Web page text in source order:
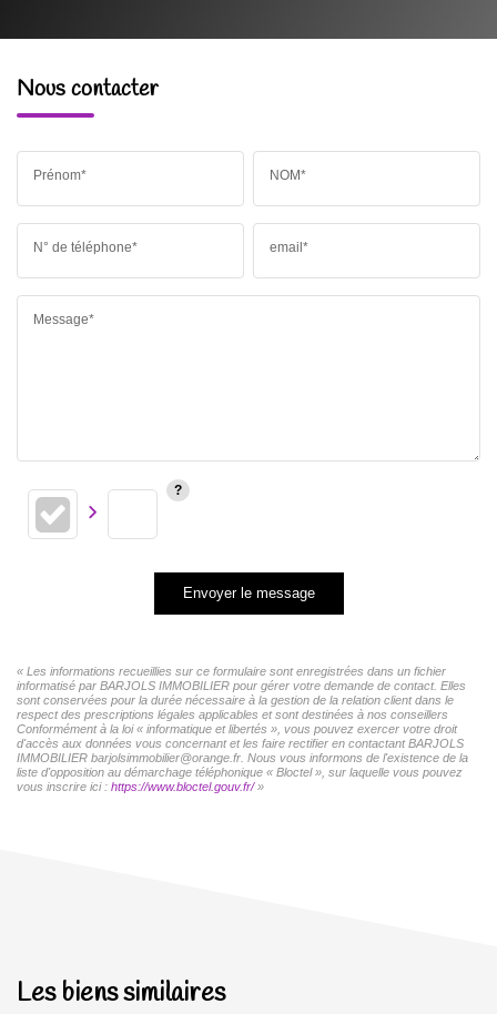
Nous contacter
Prénom* NOM*
N° de téléphone* email*
Message*
Envoyer le message
« Les informations recueillies sur ce formulaire sont enregistrées dans un fichier
informatisé par BARJOLS IMMOBILIER pour gérer votre demande de contact. Elles
sont conservées pour la durée nécessaire à la gestion de la relation client dans le
respect des prescriptions légales applicables et sont destinées à nos conseillers
Conformément à la loi « informatique et libertés », vous pouvez exercer votre droit
d'accès aux données vous concernant et les faire rectifier en contactant BARJOLS
IMMOBILIER barjolsimmobilier@orange.fr. Nous vous informons de l'existence de la
liste d'opposition au démarchage téléphonique « Bloctel », sur laquelle vous pouvez
vous inscrire ici : https://www.bloctel.gouv.fr/»
Les biens similaires